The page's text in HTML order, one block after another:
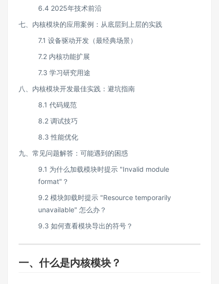
6.4 2025年技术前沿
七、内核模块的应用案例：从底层到上层的实践​
7.1 设备驱动开发（最经典场景）​
7.2 内核功能扩展​
7.3 学习研究用途​
八、内核模块开发最佳实践：避坑指南​
8.1 代码规范​
8.2 调试技巧​
8.3 性能优化​
九、常见问题解答：可能遇到的困惑​
9.1 为什么加载模块时提示 "Invalid module
format"？​
9.2 模块卸载时提示 "Resource temporarily
unavailable" 怎么办？​
9.3 如何查看模块导出的符号？​
一、什么是内核模块？